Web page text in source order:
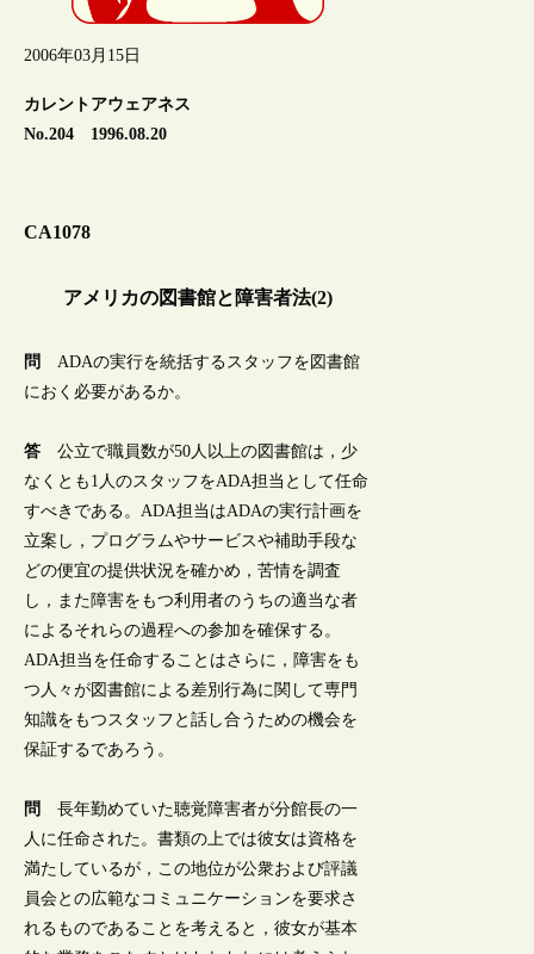
2006年03月15日
カレントアウェアネス
No.204 1996.08.20
CA1078
アメリカの図書館と障害者法(2)
問
ADAの実行を統括するスタッフを図書館
におく必要があるか。
答 公立で職員数が50人以上の図書館は，少
なくとも1人のスタッフをADA担当として任命
すべきである。ADA担当はADAの実行計画を
立案し，プログラムやサービスや補助手段な
どの便宜の提供状況を確かめ，苦情を調査
し，また障害をもつ利用者のうちの適当な者
によるそれらの過程への参加を確保する。
ADA担当を任命することはさらに，障害をも
つ人々が図書館による差別行為に関して専門
知識をもつスタッフと話し合うための機会を
保証するであろう。
問
長年勤めていた聴覚障害者が分館長の一
人に任命された。書類の上では彼女は資格を
満たしているが，この地位が公衆および評議
員会との広範なコミュニケーションを要求さ
れるものであることを考えると，彼女が基本